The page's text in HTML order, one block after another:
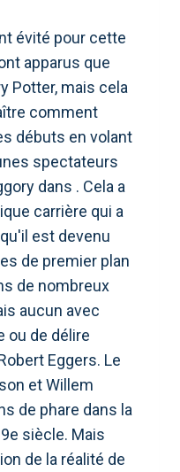
évité pour cette
apparus que
Potter, mais cela
comment
débuts en volant
spectateurs
dans . Cela a
carrière qui a
est devenu
de premier plan
de nombreux
aucun avec
ou de délire
Eggers. Le
et Willem
de phare dans la
siècle. Mais
de la réalité de